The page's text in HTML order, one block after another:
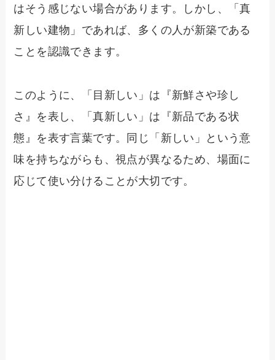
はそう感じない場合があります。しかし、「真
新しい建物」であれば、多くの人が新築である
ことを認識できます。
このように、「目新しい」は『新鮮さや珍し
さ』を表し、「真新しい」は『新品である状
態』を表す言葉です。同じ「新しい」という意
味を持ちながらも、視点が異なるため、場面に
応じて使い分けることが大切です。